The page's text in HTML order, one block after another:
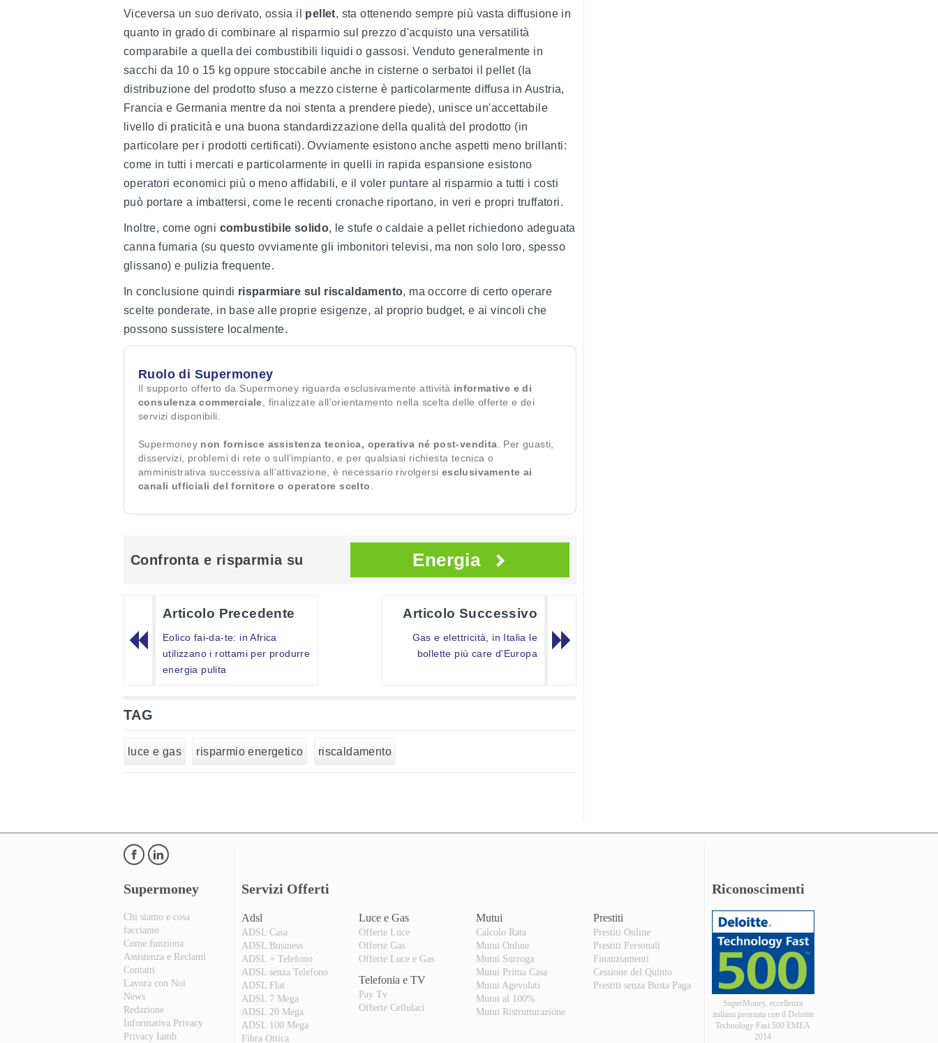
Viceversa un suo derivato, ossia il pellet, sta ottenendo sempre più vasta diffusione in
quanto in grado di combinare al risparmio sul prezzo d'acquisto una versatilità
comparabile a quella dei combustibili liquidi o gassosi. Venduto generalmente in
sacchi da 10 o 15 kg oppure stoccabile anche in cisterne o serbatoi il pellet (la
distribuzione del prodotto sfuso a mezzo cisterne è particolarmente diffusa in Austria,
Francia e Germania mentre da noi stenta a prendere piede), unisce un'accettabile
livello di praticità e una buona standardizzazione della qualità del prodotto (in
particolare per i prodotti certificati). Ovviamente esistono anche aspetti meno brillanti:
come in tutti i mercati e particolarmente in quelli in rapida espansione esistono
operatori economici più o meno affidabili, e il voler puntare al risparmio a tutti i costi
può portare a imbattersi, come le recenti cronache riportano, in veri e propri truffatori.
Inoltre, come ogni combustibile solido, le stufe o caldaie a pellet richiedono adeguata
canna fumaria (su questo ovviamente gli imbonitori televisi, ma non solo loro, spesso
glissano) e pulizia frequente.
In conclusione quindi risparmiare sul riscaldamento, ma occorre di certo operare
scelte ponderate, in base alle proprie esigenze, al proprio budget, e ai vincoli che
possono sussistere localmente.
Ruolo di Supermoney
Il supporto offerto da Supermoney riguarda esclusivamente attività informative e di
consulenza commerciale , finalizzate all’orientamento nella scelta delle offerte e dei
servizi disponibili.
Supermoney non fornisce assistenza tecnica, operativa né post-vendita . Per guasti,
disservizi, problemi di rete o sull’impianto, e per qualsiasi richiesta tecnica o
amministrativa successiva all’attivazione, è necessario rivolgersi esclusivamente ai
canali ufficiali del fornitore o operatore scelto
Confronta e risparmia su Energia
Articolo Precedente
Eolico fai-da-te: in Africa
utilizzano i rottami per produrre
energia pulita
Articolo Successivo
Gas e elettricità, in Italia le
bollette più care d'Europa
TAG
luce e gas risparmio energetico riscaldamento
Supermoney
Chi siamo e cosa
facciamo
Come funziona
Assistenza e Reclami
Contatti
Lavora con Noi
News
Redazione
Informativa Privacy
Privacy Iamb
Servizi Offerti
Adsl
ADSL Casa
ADSL Business
ADSL + Telefono
ADSL senza Telefono
ADSL Flat
ADSL 7 Mega
ADSL 20 Mega
ADSL 100 Mega
Fibra Ottica
Luce e Gas
Offerte Luce
Offerte Gas
Offerte Luce e Gas
Telefonia e TV
Pay Tv
Offerte Cellulari
Mutui
Calcolo Rata
Mutui Online
Mutui Surroga
Mutui Prima Casa
Mutui Agevolati
Mutui al 100%
Mutui Ristrutturazione
Prestiti
Prestiti Online
Prestiti Personali
Finanziamenti
Cessione del Quinto
Prestiti senza Busta Paga
Riconoscimenti
SuperMoney, eccellenza
italiana premiata con il Deloitte
Technology Fast 500 EMEA
2014